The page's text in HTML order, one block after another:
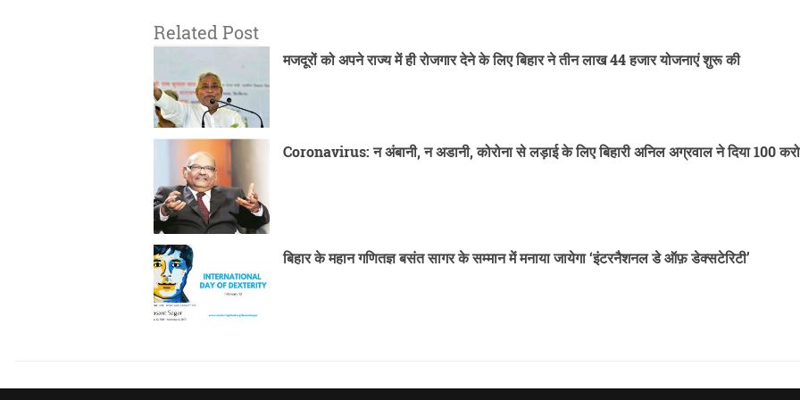
Related Post
मजदूरों को अपने राज्य में ही रोजगार देने के लिए बिहार ने तीन लाख 44 हजार योजनाएं शुरू की
Coronavirus: न अंबानी, न अडानी, कोरोना से लड़ाई के लिए बिहारी अनिल अग्रवाल ने दिया 100
बिहार के महान गणितज्ञ बसंत सागर के सम्मान में मनाया जायेगा ‘इंटरनैशनल डे ऑफ़ डेक्सटेरिटी’